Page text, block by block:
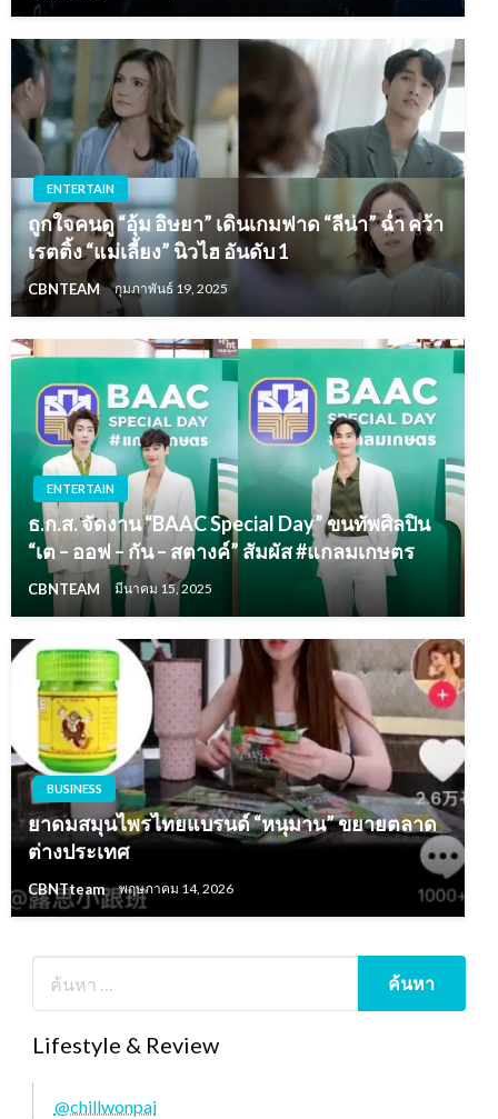
ENTERTAIN
ถูกใจคนดู “อุ้ม อิษยา” เดินเกมฟาด “ลีน่า” ฉ่ำ คว้า
เรตติ้ง “แม่เลี้ยง” นิวไฮ อันดับ 1
CBNTEAM กุมภาพันธ์ 19, 2025
ENTERTAIN
ธ.ก.ส. จัดงาน “BAAC Special Day” ขนทัพศิลปิน
“เต – ออฟ – กัน – สตางค์” สัมผัส #แกลมเกษตร
CBNTEAM มีนาคม 15, 2025
BUSINESS
ยาดมสมุนไพรไทยแบรนด์ “หนุมาน” ขยายตลาด
ต่างประเทศ
CBNTteam พฤษภาคม 14, 2026
Lifestyle & Review
@chillwonpai